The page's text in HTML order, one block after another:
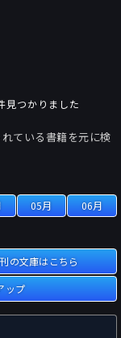
見つかりました
ている書籍を元に検
05月 06月
の文庫はこちら
ップ